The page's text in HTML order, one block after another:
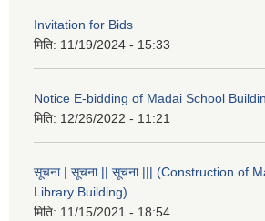
Invitation for Bids
मिति: 11/19/2024 - 15:33
Notice E-bidding of Madai School
मिति: 12/26/2022 - 11:21
सूचना | सूचना || सूचना ||| (Construction of
Library Building)
मिति: 11/15/2021 - 18:54